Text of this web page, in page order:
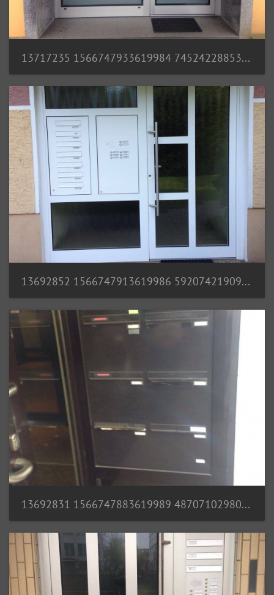
13717235 1566747933619984 7452422885371906996 o
13692852 1566747913619986 5920742190984629220 o
13692831 1566747883619989 487071029809581177 o